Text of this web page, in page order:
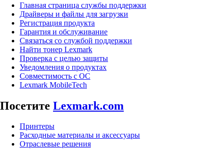
Главная страница службы поддержки
Драйверы и файлы для загрузки
Регистрация продукта
Гарантия и обслуживание
Связаться со службой поддержки
Найти тонер Lexmark
Проверка с целью защиты
Уведомления о продуктах
Совместимость с ОС
Lexmark MobileTech
Посетите Lexmark.com
Принтеры
Расходные материалы и аксессуары
Отраслевые решения